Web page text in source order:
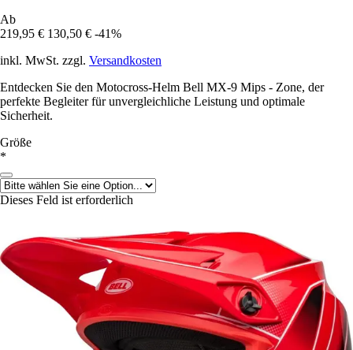
Ab
219,95 € 130,50 € -41%
inkl. MwSt. zzgl. Versandkosten
Entdecken Sie den Motocross-Helm Bell MX-9 Mips - Zone, der
perfekte Begleiter für unvergleichliche Leistung und optimale
Sicherheit.
Größe
*
Dieses Feld ist erforderlich